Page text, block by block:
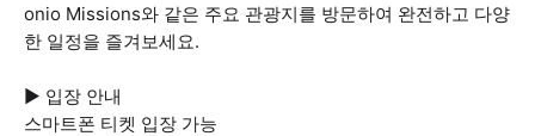
onio Missions와 같은 주요 관광지를 방문하여 완전하고 다양
한 일정을 즐겨보세요.
▶ 입장 안내
스마트폰 티켓 입장 가능